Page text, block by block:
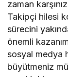
zaman
Takipçi hilesi
sürecini
önemli
sosyal medya
büyütmeniz